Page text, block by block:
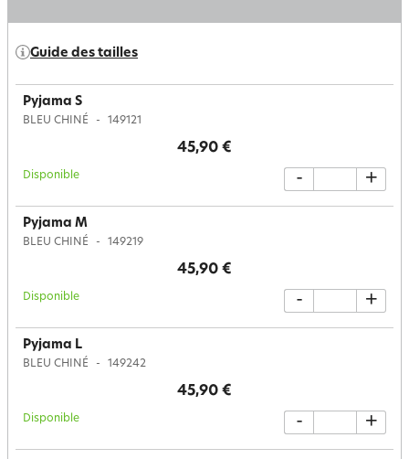
Guide des tailles
Pyjama S
BLEU CHINÉ 149121
45,90 €
Disponible - +
Pyjama M
BLEU CHINÉ 149219
45,90 €
Disponible - +
Pyjama L
BLEU CHINÉ 149242
45,90 €
Disponible - +